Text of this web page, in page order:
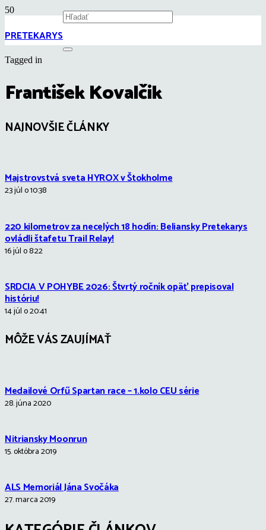
PRETEKARYS
Tagged in
František Kovalčik
NAJNOVŠIE ČLÁNKY
Majstrovstvá sveta HYROX v Štokholme
23 júl o 10:38
220 kilometrov za necelých 18 hodín: Beliansky Pretekarys
ovládli štafetu Trail Relay!
16 júl o 8:22
SRDCIA V POHYBE 2026: Štvrtý ročník opäť prepisoval
históriu!
14 júl o 20:41
MÔŽE VÁS ZAUJÍMAŤ
Medailové Orfű Spartan race – 1.kolo CEU série
28. júna 2020
Nitriansky Moonrun
15. októbra 2019
ALS Memoriál Jána Svočáka
27. marca 2019